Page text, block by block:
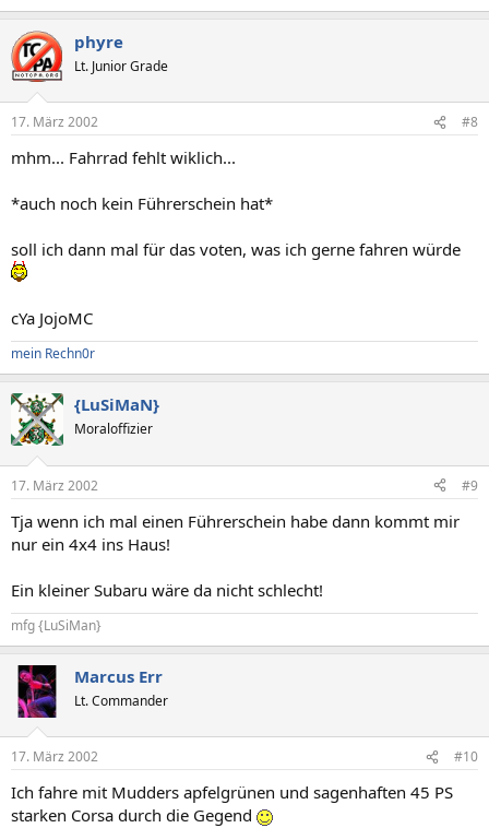
phyre
Lt. Junior Grade
17. März 2002 #8
mhm... Fahrrad fehlt wiklich...
*auch noch kein Führerschein hat*
soll ich dann mal für das voten, was ich gerne fahren würde
cYa JojoMC
mein Rechn0r
{LuSiMaN}
Moraloffizier
17. März 2002 #9
Tja wenn ich mal einen Führerschein habe dann kommt mir
nur ein 4x4 ins Haus!
Ein kleiner Subaru wäre da nicht schlecht!
mfg {LuSiMan}
Marcus Err
Lt. Commander
17. März 2002 #10
Ich fahre mit Mudders apfelgrünen und sagenhaften 45 PS
starken Corsa durch die Gegend